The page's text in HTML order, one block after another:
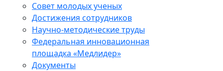
Совет молодых ученых
Достижения сотрудников
Научно-методические труды
Федеральная инновационная
площадка «Медлидер»
Документы